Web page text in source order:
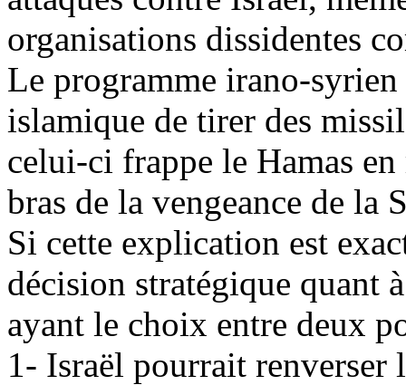
organisations dissidentes
Le programme irano-
islamique de tirer des
celui-ci frappe le Hamas
bras de la vengeance de la
Si cette explication est
décision stratégique quant
ayant le choix entre deux
1- Israël pourrait renverser